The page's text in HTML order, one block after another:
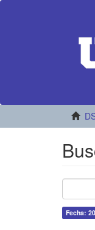
Fecha: